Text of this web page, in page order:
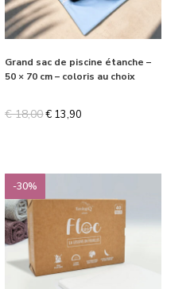
Grand sac de piscine étanche –
50 × 70 cm – coloris au choix
€18,00€ 13,90
-30%